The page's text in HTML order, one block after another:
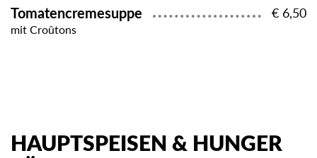
Tomatencremesuppe € 6,50
mit Croûtons
HAUPTSPEISEN & HUNGER